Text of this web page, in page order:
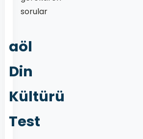
sorular
aöl
Din
Kültürü
Test